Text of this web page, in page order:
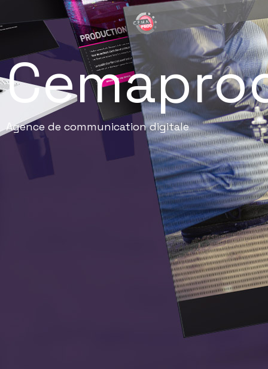
Agence de communication digitale